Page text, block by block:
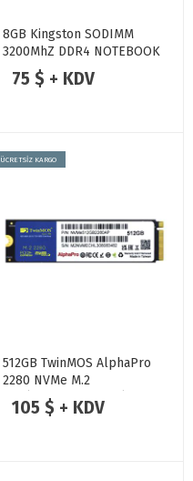
8GB Kingston SODIMM
3200MhZ DDR4 NOTEBOOK
RAM
75 $ + KDV
ÜCRETSİZ KARGO
512GB TwinMOS AlphaPro
2280 NVMe M.2
SSD(3600/3250Mb/s)
105 $ + KDV